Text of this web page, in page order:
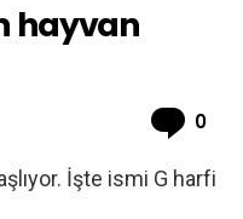
hayvan
0
İşte ismi G harfi